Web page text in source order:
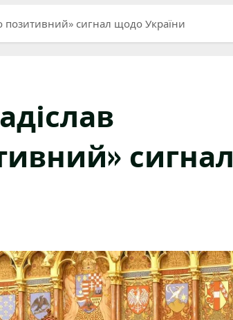
позитивний» сигнал щодо України
сигнал